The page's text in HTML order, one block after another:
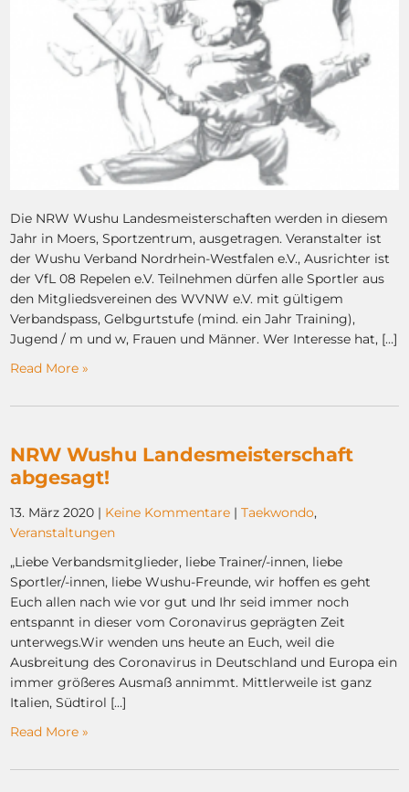
Die NRW Wushu Landesmeisterschaften werden in diesem
Jahr in Moers, Sportzentrum, ausgetragen. Veranstalter ist
der Wushu Verband Nordrhein-Westfalen e.V., Ausrichter ist
der VfL 08 Repelen e.V. Teilnehmen dürfen alle Sportler aus
den Mitgliedsvereinen des WVNW e.V. mit gültigem
Verbandspass, Gelbgurtstufe (mind. ein Jahr Training),
Jugend / m und w, Frauen und Männer. Wer Interesse hat, […]
Read More »
NRW Wushu Landesmeisterschaft
abgesagt!
13. März 2020 | Keine Kommentare |Taekwondo,
Veranstaltungen
„Liebe Verbandsmitglieder, liebe Trainer/-innen, liebe
Sportler/-innen, liebe Wushu-Freunde, wir hoffen es geht
Euch allen nach wie vor gut und Ihr seid immer noch
entspannt in dieser vom Coronavirus geprägten Zeit
unterwegs.Wir wenden uns heute an Euch, weil die
Ausbreitung des Coronavirus in Deutschland und Europa ein
immer größeres Ausmaß annimmt. Mittlerweile ist ganz
Italien, Südtirol […]
Read More »